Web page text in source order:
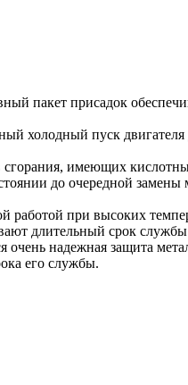
пакет присадок
холодный пуск
имеющих
до очередной замены
работой при высоких
длительный срок
надежная защита
его службы.